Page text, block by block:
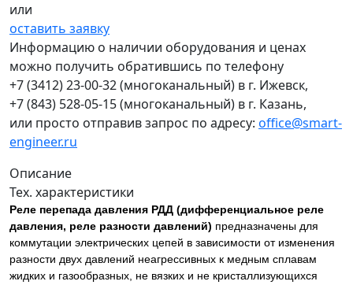
или
оставить заявку
Информацию о наличии оборудования и ценах
можно получить обратившись по телефону
+7 (3412) 23-00-32(многоканальный) в г. Ижевск,
+7 (843) 528-05-15(многоканальный) в г. Казань,
или просто отправив запрос по адресу: office@smart-
engineer.ru
Описание
Тех. характеристики
Реле перепада давления РДД (дифференциальное реле
давления, реле разности давлений) предназначены для
коммутации электрических цепей в зависимости от изменения
разности двух давлений неагрессивных к медным сплавам
жидких и газообразных, не вязких и не кристаллизующихся